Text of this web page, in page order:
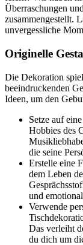
Überraschungen
zusammengestellt.
unvergessliche
Originelle
Die Dekoration
beeindruckenden
Ideen, um den
Setze auf
Hobbies des
die seine
Erstelle eine
dem Leben
und
Verwende
Das verleiht
du dich um